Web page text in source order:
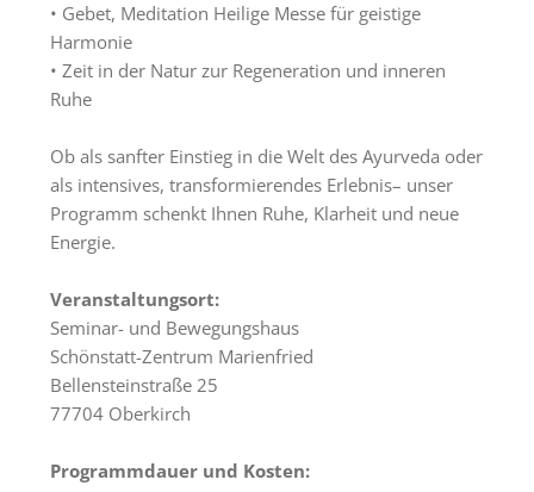
Anfrage
Kapellen
Gastronomie
Räumlichkeiten
Gästezimmer
Haus
&
Lage
Anfrage
• Gebet, Meditation Heilige Messe für geistige
Harmonie
• Zeit in der Natur zur Regeneration und inneren
Ruhe
Ob als sanfter Einstieg in die Welt des Ayurveda oder
als intensives, transformierendes Erlebnis– unser
Programm schenkt Ihnen Ruhe, Klarheit und neue
Energie.
Veranstaltungsort:
Seminar- und Bewegungshaus
Schönstatt-Zentrum Marienfried
Bellensteinstraße 25
77704 Oberkirch
Programmdauer und Kosten: